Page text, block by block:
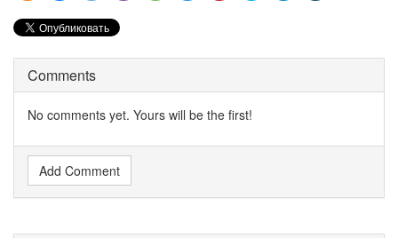
Comments
No comments yet. Yours will be the first!
Add Comment